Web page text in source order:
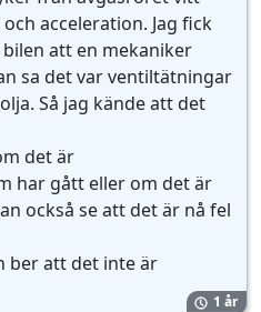
acceleration. Jag fick
att en mekaniker
sa det var ventiltätningar
Så jag kände att det
det är
har gått eller om det är
också se att det är nå fel
ber att det inte är
1 år